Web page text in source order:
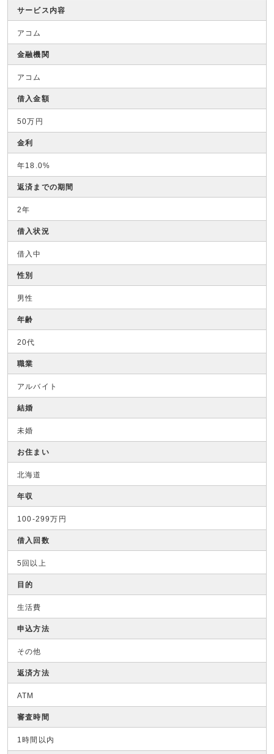
サービス内容
アコム
金融機関
アコム
借入金額
50万円
金利
年18.0%
返済までの期間
2年
借入状況
借入中
性別
男性
年齢
20代
職業
アルバイト
結婚
未婚
お住まい
北海道
年収
100-299万円
借入回数
5回以上
目的
生活費
申込方法
その他
返済方法
ATM
審査時間
1時間以内